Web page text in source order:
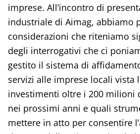
imprese. All’incontro di
industriale di Aimag, abbiamo
considerazioni che riteniamo
degli interrogativi che ci
gestito il sistema di
servizi alle imprese locali vista
investimenti oltre i 200 milioni
nei prossimi anni e quali
mettere in atto per consentire